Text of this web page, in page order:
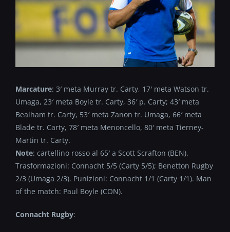
Marcature: 3′ meta Murray tr. Carty, 17′ meta Watson tr.
Umaga, 23′ meta Boyle tr. Carty, 36′ p. Carty; 43′ meta
Bealham tr. Carty, 53′ meta Zanon tr. Umaga, 66′ meta
Blade tr. Carty, 78′ meta Menoncello, 80′ meta Tierney-
Martin tr. Carty.
Note: cartellino rosso al 65′ a Scott Scrafton (BEN).
Trasformazioni: Connacht 5/5 (Carty 5/5); Benetton Rugby
2/3 (Umaga 2/3). Punizioni: Connacht 1/1 (Carty 1/1). Man
of the match: Paul Boyle (CON).
Connacht Rugby: